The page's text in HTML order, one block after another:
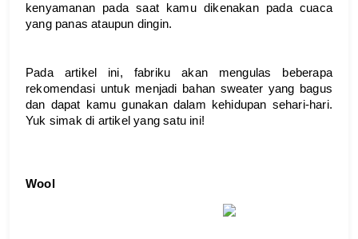
kenyamanan pada saat kamu dikenakan pada cuaca
yang panas ataupun dingin.
Pada artikel ini, fabriku akan mengulas beberapa
rekomendasi untuk menjadi bahan sweater yang bagus
dan dapat kamu gunakan dalam kehidupan sehari-hari.
Yuk simak di artikel yang satu ini!
Wool